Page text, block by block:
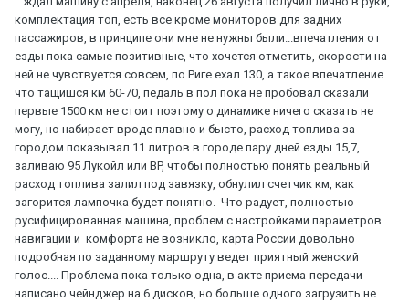
комплектация топ, есть все кроме мониторов для задних
пассажиров, в принципе они мне не нужны были...впечатления от
езды пока самые позитивные, что хочется отметить, скорости на
ней не чувствуется совсем, по Риге ехал 130, а такое впечатление
что тащишся км 60-70, педаль в пол пока не пробовал сказали
первые 1500 км не стоит поэтому о динамике ничего сказать не
могу, но набирает вроде плавно и бысто, расход топлива за
городом показывал 11 литров в городе пару дней езды 15,7,
заливаю 95 Лукойл или BP, чтобы полностью понять реальный
расход топлива залил под завязку, обнулил счетчик км, как
загорится лампочка будет понятно. Что радует, полностью
русифицированная машина, проблем с настройками параметров
навигации и комфорта не возникло, карта России довольно
подробная по заданному маршруту ведет приятный женский
голос.... Проблема пока только одна, в акте приема-передачи
написано чейнджер на 6 дисков, но больше одного загрузить не